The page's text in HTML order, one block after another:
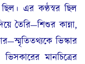
এর কণ্ঠস্বর ছিল
তৈরি—শিশুর কান্না,
ভিস্কার
মানচিত্রের